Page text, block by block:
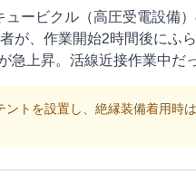
ービクル（高圧受電設備
が、作業開始2時間後にふ
急上昇。活線近接作業中だ
ントを設置し、絶縁装備着用時